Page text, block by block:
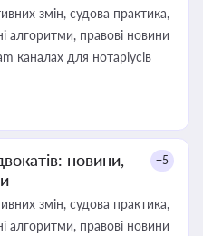
змін, судова практика,
алгоритми, правові новини
каналах для нотаріусів
новини,
+5
змін, судова практика,
алгоритми, правові новини